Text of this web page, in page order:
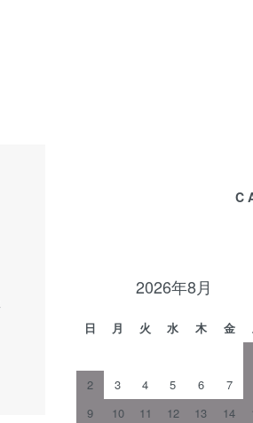
2026年8月
日 月 火 水 木 金
2 3 4 5 6
7
9
10 11 12 13 14